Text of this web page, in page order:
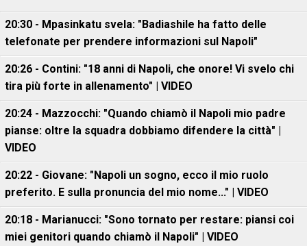
20:30 - Mpasinkatu svela: "Badiashile ha fatto delle
telefonate per prendere informazioni sul Napoli"
20:26 - Contini: "18 anni di Napoli, che onore! Vi svelo chi
tira più forte in allenamento" | VIDEO
20:24 - Mazzocchi: "Quando chiamò il Napoli mio padre
pianse: oltre la squadra dobbiamo difendere la città" |
VIDEO
20:22 - Giovane: "Napoli un sogno, ecco il mio ruolo
preferito. E sulla pronuncia del mio nome..." | VIDEO
20:18 - Marianucci: "Sono tornato per restare: piansi coi
miei genitori quando chiamò il Napoli" | VIDEO